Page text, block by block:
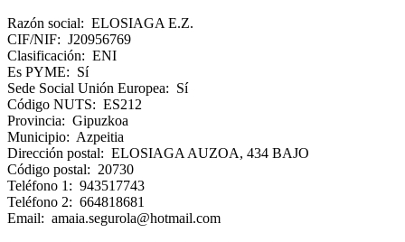
Razón social: ELOSIAGA E.Z.
CIF/NIF: J20956769
Clasificación: ENI
Es PYME: Sí
Sede Social Unión Europea: Sí
Código NUTS: ES212
Provincia: Gipuzkoa
Municipio: Azpeitia
Dirección postal: ELOSIAGA AUZOA, 434 BAJO
Código postal: 20730
Teléfono 1: 943517743
Teléfono 2: 664818681
Email: amaia.segurola@hotmail.com